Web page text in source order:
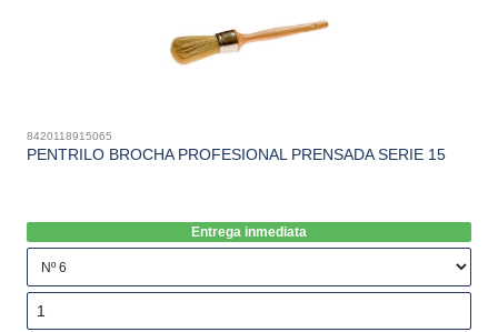
8420118915065
PENTRILO BROCHA PROFESIONAL PRENSADA SERIE 15
Entrega inmediata